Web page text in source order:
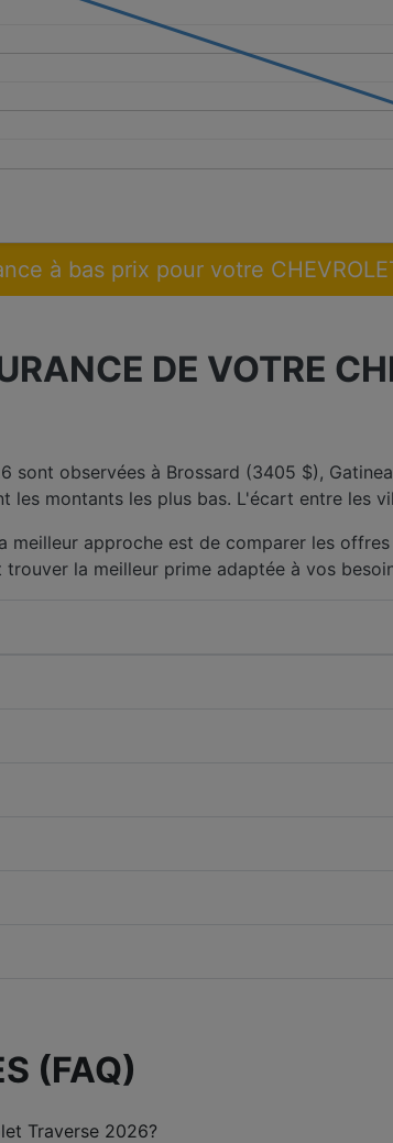
à bas prix pour votre
DE VOTRE
sont observées à Brossard (3405 $),
les montants les plus bas. L'écart entre les
approche est de comparer les
la meilleur prime adaptée à vos
(FAQ)
Traverse 2026?